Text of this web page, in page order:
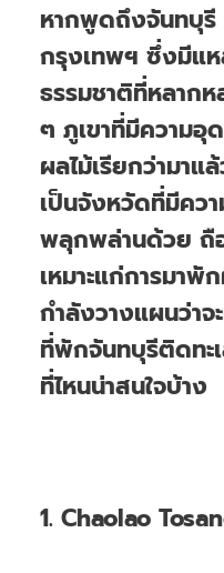
หากพูดถึงจันทบุรี
กรุงเทพฯ ซึ่งมีแ
ธรรมชาติที่หลากห
ๆ ภูเขาที่มีความ
ผลไม้เรียกว่ามา
เป็นจังหวัดที่มีคว
พลุกพล่านด้วย ถื
เหมาะแก่การมาพั
กำลังวางแผนว่าจ
ที่พักจันทบุรีติดทะ
ที่ไหนน่าสนใจบ้าง
1. Chaolao